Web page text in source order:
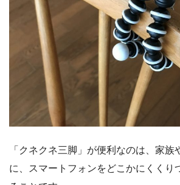
「クネクネ三脚」が便利なのは、家族
に、スマートフォンをどこかにくくり